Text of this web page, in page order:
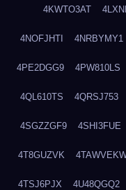
4KWTO3AT
4NOFJHTI 4NRBYMY1
4PE2DGG9 4PW810LS
4QL610TS 4QRSJ753
4SGZZGF9 4SHI3FUE
4T8GUZVK
4TSJ6PJX 4U48QGQ2